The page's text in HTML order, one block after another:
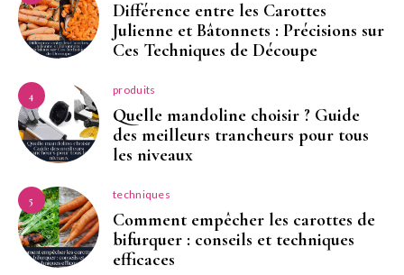
Différence entre les Carottes
Julienne et Bâtonnets : Précisions sur
Ces Techniques de Découpe
4 produits
Quelle mandoline choisir ? Guide
des meilleurs trancheurs pour tous
les niveaux
5 techniques
Comment empêcher les carottes de
bifurquer : conseils et techniques
efficaces